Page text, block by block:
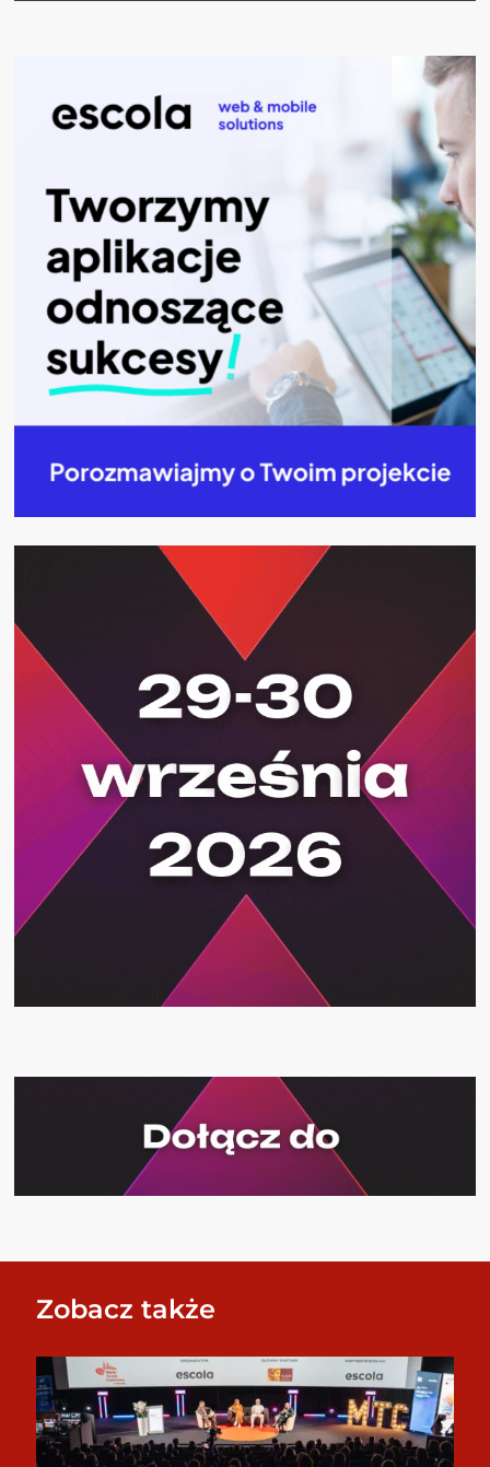
Zobacz także